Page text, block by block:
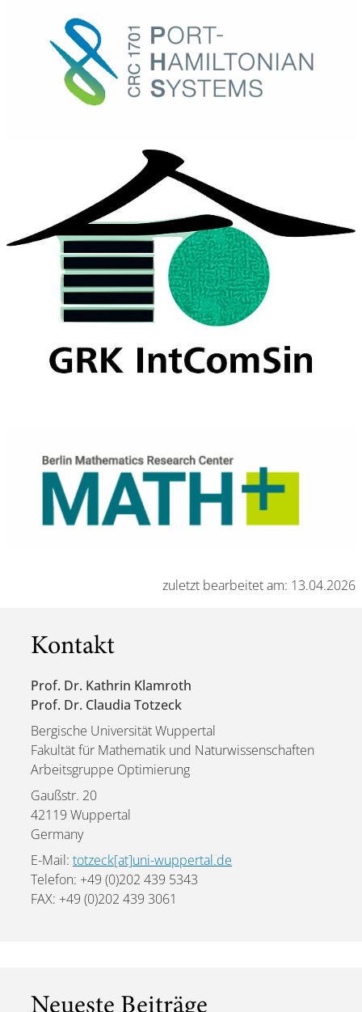
zuletzt bearbeitet am: 13.04.2026
Kontakt
Prof. Dr. Kathrin Klamroth
Prof. Dr. Claudia Totzeck
Bergische Universität Wuppertal
Fakultät für Mathematik und Naturwissenschaften
Arbeitsgruppe Optimierung
Gaußstr. 20
42119 Wuppertal
Germany
E-Mail: totzeck[at]uni-wuppertal.de
Telefon: +49 (0)202 439 5343
FAX: +49 (0)202 439 3061